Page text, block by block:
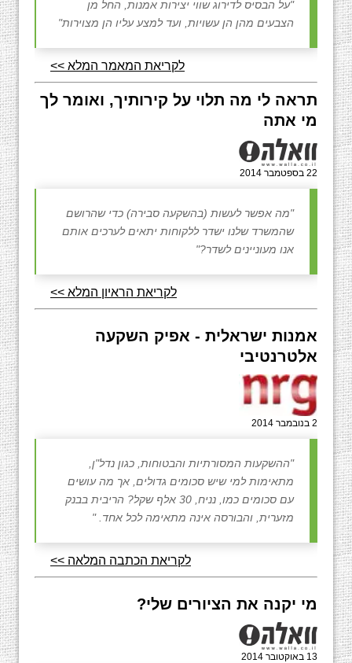
"על הבסיס לדירוג שווי יצירות אמנות, החל מן
הצבעים מהן הן עשויות, ועד למצע עליו הן מצוירות"
לקריאת המאמר המלא >>
תראה לי מה תלוי על קירותיך, ואומר לך
מי אתה
22 בספטמבר 2014
"מה אפשר לעשות (בהשקעה סבירה) כדי שהרושם
שהמשרד שלנו ישדר ללקוחות יתאים לערכים אותם
אנו מעוניינים לשדר?"
לקריאת הראיון המלא >>
אמנות ישראלית - אפיק השקעה
אלטרנטיבי
2 בנובמבר 2014
"ההשקעות המסורתיות והבטוחות, כגון נדל"ן,
מתאימות למי שיש סכומים גדולים, אך מה עושים
עם סכומים כמו, נניח, 30 אלף שקל? הריבית בבנק
מזערית, והבורסה אינה מתאימה לכל אחד. "
לקריאת הכתבה המלאה >>
מי יקנה את הציורים שלי?
13 באוקטובר 2014